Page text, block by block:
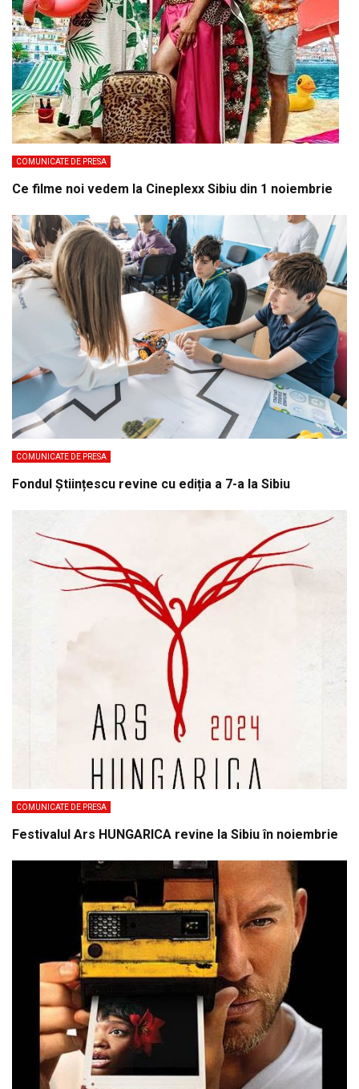
COMUNICATE DE PRESA
Ce filme noi vedem la Cineplexx Sibiu din 1 noiembrie
COMUNICATE DE PRESA
Fondul Științescu revine cu ediția a 7-a la Sibiu
COMUNICATE DE PRESA
Festivalul Ars HUNGARICA revine la Sibiu în noiembrie